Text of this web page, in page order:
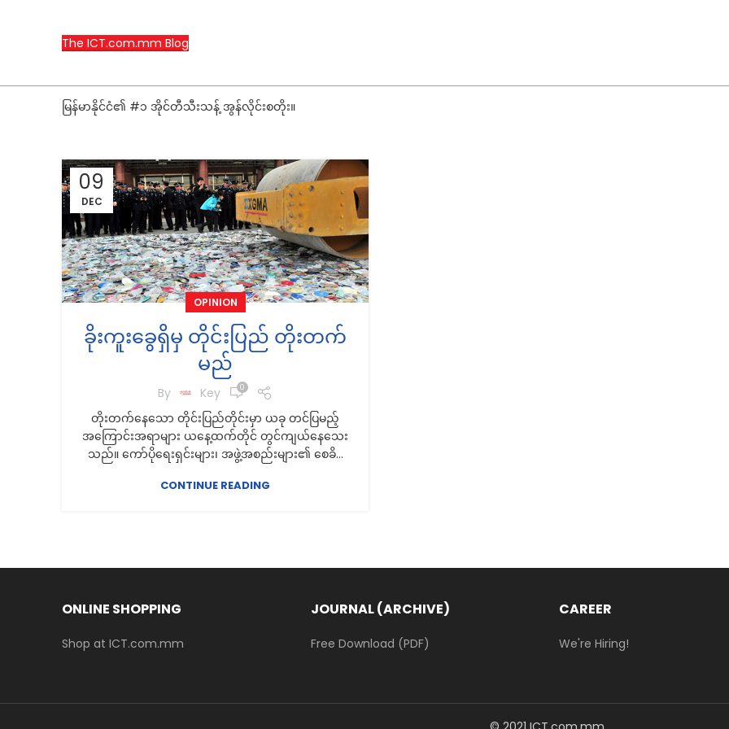
The ICT.com.mm Blog
မြန်မာနိုင်ငံ၏ #၁ အိုင်တီသီးသန့် အွန်လိုင်းစတိုး။
09
DEC
OPINION
ခိုးကူးခွေရှိမှ တိုင်းပြည် တိုးတက်
မည်
By Key 0
တိုးတက်နေသော တိုင်းပြည်တိုင်းမှာ ယခု တင်ပြမည့်
အကြောင်းအရာများ ယနေ့ထက်တိုင် တွင်ကျယ်နေသေး
သည်။ ကော်ပိုရေးရှင်းများ၊ အဖွဲ့အစည်းများ၏ စေခိ...
CONTINUE READING
ONLINE SHOPPING
Shop at ICT.com.mm
JOURNAL (ARCHIVE)
Free Download (PDF)
CAREER
We're Hiring!